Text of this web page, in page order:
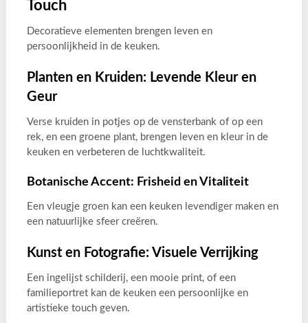
Touch
Decoratieve elementen brengen leven en
persoonlijkheid in de keuken.
Planten en Kruiden: Levende Kleur en
Geur
Verse kruiden in potjes op de vensterbank of op een
rek, en een groene plant, brengen leven en kleur in de
keuken en verbeteren de luchtkwaliteit.
Botanische Accent: Frisheid en Vitaliteit
Een vleugje groen kan een keuken levendiger maken en
een natuurlijke sfeer creëren.
Kunst en Fotografie: Visuele Verrijking
Een ingelijst schilderij, een mooie print, of een
familieportret kan de keuken een persoonlijke en
artistieke touch geven.